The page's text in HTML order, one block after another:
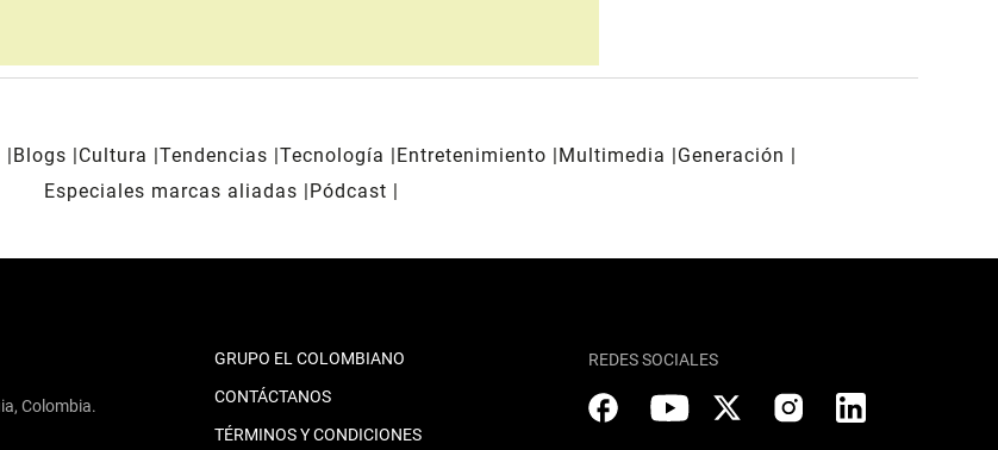
Blogs Cultura Tendencias Tecnología Entretenimiento Multimedia
Generación
Especiales marcas aliadas
Pódcast
Colombia.
GRUPO EL COLOMBIANO
CONTÁCTANOS
TÉRMINOS Y CONDICIONES
REDES SOCIALES